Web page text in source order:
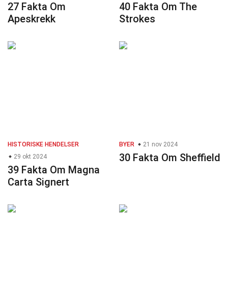
27 Fakta Om
Apeskrekk
40 Fakta Om The
Strokes
HISTORISKE HENDELSER
29 okt 2024
39 Fakta Om Magna
Carta Signert
BYER 21 nov 2024
30 Fakta Om Sheffield